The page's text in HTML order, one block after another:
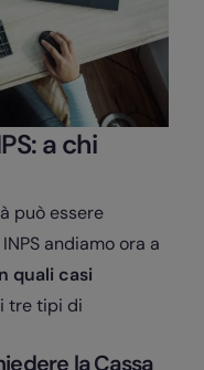
a chi
può essere
andiamo ora a
quali casi
tre tipi di
la Cassa